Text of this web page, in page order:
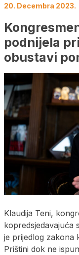
20. Decembra 2023.
podnijela
obustavi
Klaudija Teni,
kopredsjedavajuća
je prijedlog zakona
Prištini dok ne